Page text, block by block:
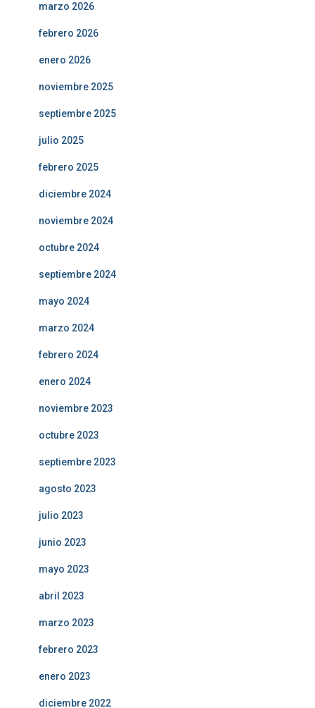
marzo 2026
febrero 2026
enero 2026
noviembre 2025
septiembre 2025
julio 2025
febrero 2025
diciembre 2024
noviembre 2024
octubre 2024
septiembre 2024
mayo 2024
marzo 2024
febrero 2024
enero 2024
noviembre 2023
octubre 2023
septiembre 2023
agosto 2023
julio 2023
junio 2023
mayo 2023
abril 2023
marzo 2023
febrero 2023
enero 2023
diciembre 2022